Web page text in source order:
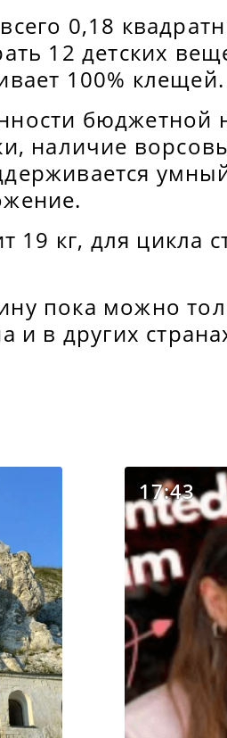
0,18
12 детских
100% клещей.
бюджетной
наличие
кг, для цикла
пока можно
и в других
17:43